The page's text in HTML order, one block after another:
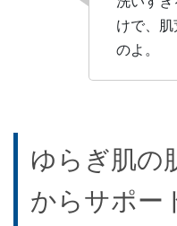
けで、
のよ。
ゆらぎ肌の
からサポー